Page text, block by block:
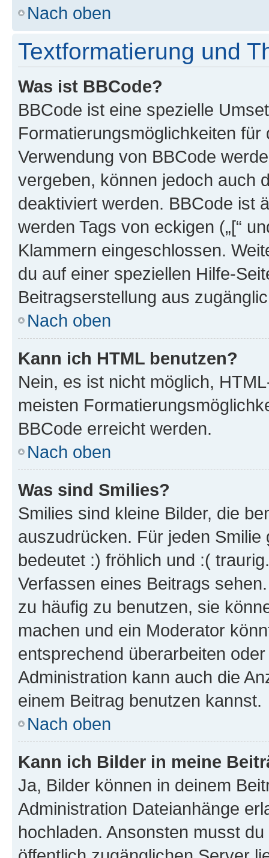
Nach oben
Textformatierung und
Was ist BBCode?
BBCode ist eine spezielle
Formatierungsmöglichkeiten
Verwendung von BBCode
vergeben, können jedoch auch
deaktiviert werden. BBCode ist
werden Tags von eckigen („[“
Klammern eingeschlossen.
du auf einer speziellen Hilfe-
Beitragserstellung aus
Nach oben
Kann ich HTML benutzen?
Nein, es ist nicht möglich,
meisten
BBCode erreicht werden.
Nach oben
Was sind Smilies?
Smilies sind kleine Bilder, die
auszudrücken. Für jeden
bedeutet :) fröhlich und :(
Verfassen eines Beitrags
zu häufig zu benutzen, sie
machen und ein Moderator
entsprechend überarbeiten
Administration kann auch die
einem Beitrag benutzen kannst.
Nach oben
Kann ich Bilder in meine
Ja, Bilder können in deinem
Administration Dateianhänge
hochladen. Ansonsten musst